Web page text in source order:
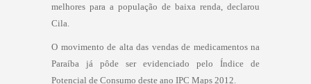
melhores para a população de baixa renda, declarou
Cila.
O movimento de alta das vendas de medicamentos na
Paraíba já pôde ser evidenciado pelo Índice de
Potencial de Consumo deste ano IPC Maps 2012.